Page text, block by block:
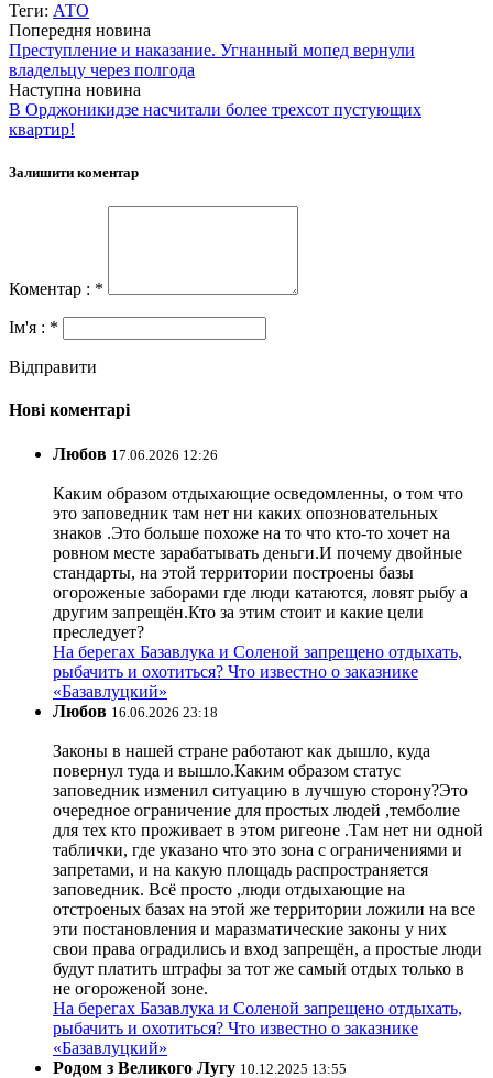
Теги: АТО
Попередня новина
Преступление и наказание. Угнанный мопед вернули
владельцу через полгода
Наступна новина
В Орджоникидзе насчитали более трехсот пустующих
квартир!
Залишити коментар
Коментар : *
Ім'я : *
Відправити
Нові коментарі
Любов 17.06.2026 12:26
Каким образом отдыхающие осведомленны, о том что
это заповедник там нет ни каких опозновательных
знаков .Это больше похоже на то что кто-то хочет на
ровном месте зарабатывать деньги.И почему двойные
стандарты, на этой территории построены базы
огороженые заборами где люди катаются, ловят рыбу а
другим запрещён.Кто за этим стоит и какие цели
преследует?
На берегах Базавлука и Соленой запрещено отдыхать,
рыбачить и охотиться? Что известно о заказнике
«Базавлуцкий»
Любов 16.06.2026 23:18
Законы в нашей стране работают как дышло, куда
повернул туда и вышло.Каким образом статус
заповедник изменил ситуацию в лучшую сторону?Это
очередное ограничение для простых людей ,темболие
для тех кто проживает в этом ригеоне .Там нет ни одной
таблички, где указано что это зона с ограничениями и
запретами, и на какую площадь распространяется
заповедник. Всё просто ,люди отдыхающие на
отстроеных базах на этой же территории ложили на все
эти постановления и маразматические законы у них
свои права оградились и вход запрещён, а простые люди
будут платить штрафы за тот же самый отдых только в
не огороженой зоне.
На берегах Базавлука и Соленой запрещено отдыхать,
рыбачить и охотиться? Что известно о заказнике
«Базавлуцкий»
Родом з Великого Лугу 10.12.2025 13:55